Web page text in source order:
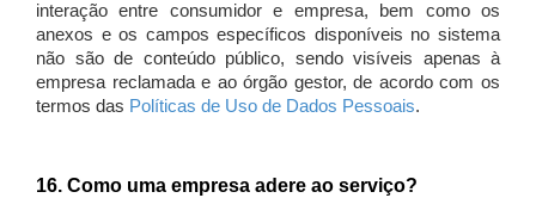
interação entre consumidor e empresa, bem como os
anexos e os campos específicos disponíveis no sistema
não são de conteúdo público, sendo visíveis apenas à
empresa reclamada e ao órgão gestor, de acordo com os
termos das Políticas de Uso de Dados Pessoais.
16. Como uma empresa adere ao serviço?